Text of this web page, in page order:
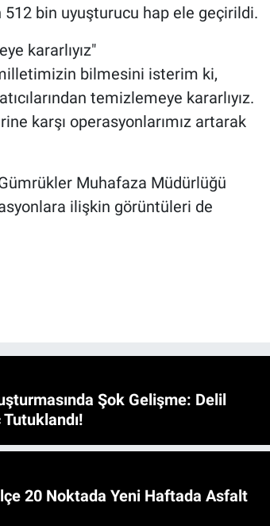
bin uyuşturucu hap ele geçirildi.
kararlıyız"
bilmesini isterim ki,
temizlemeye kararlıyız.
karşı operasyonlarımız artarak
Muhafaza Müdürlüğü
ilişkin görüntüleri de
Şok Gelişme: Delil